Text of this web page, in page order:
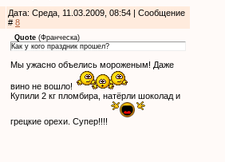
Дата: Среда, 11.03.2009, 08:54 | Сообщение
# 8
Quote (Франческа)
Как у кого праздник прошел?
Мы ужасно объелись мороженым! Даже
вино не вошло!
Купили 2 кг пломбира, натёрли шоколад и
грецкие орехи. Супер!!!!